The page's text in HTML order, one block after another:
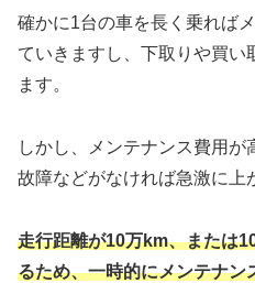
確かに1台の車を長く乗れば
ていきますし、下取りや買い
ます。
しかし、メンテナンス費用
故障などがなければ急激に上
走行距離が10万km、または
るため、一時的にメンテナン